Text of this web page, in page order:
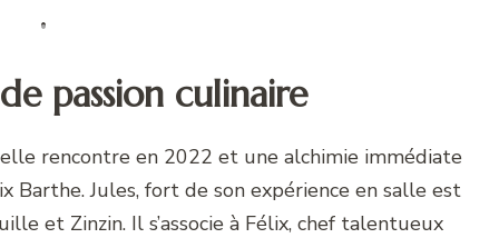
passion culinaire
rencontre en 2022 et une alchimie immédiate
Barthe. Jules, fort de son expérience en salle est
et Zinzin. Il s’associe à Félix, chef talentueux